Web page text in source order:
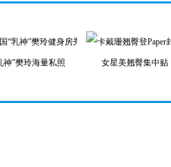
神”樊玲海量私照 女星美翘臀集中贴